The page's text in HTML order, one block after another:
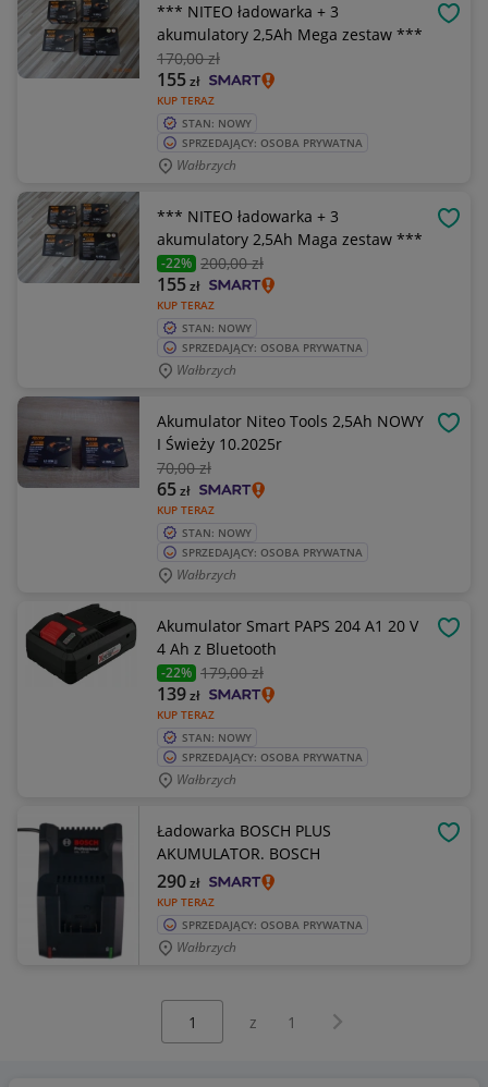
*** NITEO ładowarka + 3
akumulatory 2,5Ah Mega zestaw ***
170,00 zł
KUP TERAZ
155zł
STAN: NOWY
SPRZEDAJĄCY: OSOBA PRYWATNA
Wałbrzych
*** NITEO ładowarka + 3
akumulatory 2,5Ah Maga zestaw ***
-22% 200,00 zł
KUP TERAZ
155zł
STAN: NOWY
SPRZEDAJĄCY: OSOBA PRYWATNA
Wałbrzych
Akumulator Niteo Tools 2,5Ah NOWY
I Świeży 10.2025r
70,00 zł
KUP TERAZ
65zł
STAN: NOWY
SPRZEDAJĄCY: OSOBA PRYWATNA
Wałbrzych
Akumulator Smart PAPS 204 A1 20 V
4 Ah z Bluetooth
-22% 179,00 zł
KUP TERAZ
139zł
STAN: NOWY
SPRZEDAJĄCY: OSOBA PRYWATNA
Wałbrzych
Ładowarka BOSCH PLUS
AKUMULATOR. BOSCH
KUP TERAZ
290zł
SPRZEDAJĄCY: OSOBA PRYWATNA
Wałbrzych
z 1 Następna strona